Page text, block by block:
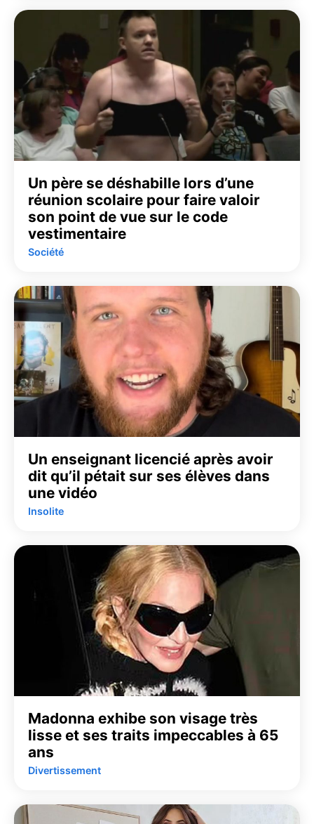
Un père se déshabille lors d’une
réunion scolaire pour faire valoir
son point de vue sur le code
vestimentaire
Société
Un enseignant licencié après avoir
dit qu’il pétait sur ses élèves dans
une vidéo
Insolite
Madonna exhibe son visage très
lisse et ses traits impeccables à 65
ans
Divertissement